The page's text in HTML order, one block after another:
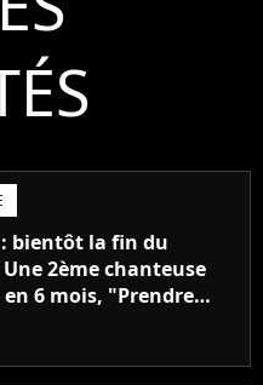
: bientôt la fin du
2ème chanteuse
6 mois, "Prendre
n’a pas été facile"